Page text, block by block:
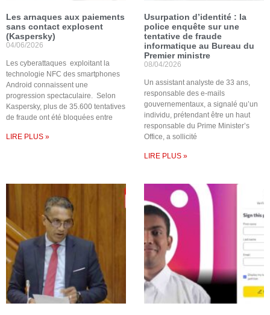
Les arnaques aux paiements
sans contact explosent
(Kaspersky)
04/06/2026
Les cyberattaques exploitant la
technologie NFC des smartphones
Android connaissent une
progression spectaculaire. Selon
Kaspersky, plus de 35.600 tentatives
de fraude ont été bloquées entre
LIRE PLUS »
Usurpation d’identité : la
police enquête sur une
tentative de fraude
informatique au Bureau du
Premier ministre
08/04/2026
Un assistant analyste de 33 ans,
responsable des e-mails
gouvernementaux, a signalé qu’un
individu, prétendant être un haut
responsable du Prime Minister’s
Office, a sollicité
LIRE PLUS »